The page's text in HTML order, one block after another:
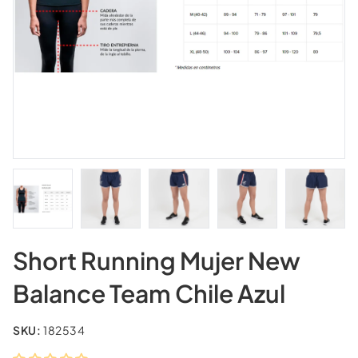
Short Running Mujer New
Balance Team Chile Azul
SKU: 182534